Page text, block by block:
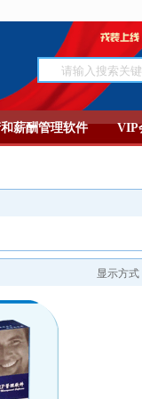
薪酬管理软件 VIP
显示方式